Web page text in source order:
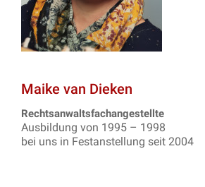
Maike van Dieken
Rechtsanwaltsfachangestellte
Ausbildung von 1995 – 1998
bei uns in Festanstellung seit 2004